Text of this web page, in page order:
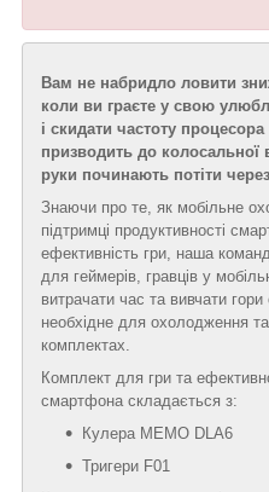
Вам не набридло ловити
коли ви граєте у свою
і скидати частоту
призводить до колосальної
руки починають потіти
Знаючи про те, як мобільне
підтримці продуктивності
ефективність гри, наша
для геймерів, гравців у
витрачати час та вивчати
необхідне для охолодження
комплектах.
Комплект для гри та
смартфона складається з:
Кулера MEMO DLA6
Тригери F01